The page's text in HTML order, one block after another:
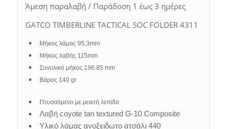
Άμεση παραλαβή / Παράδοση 1 έως 3 ημέρες
GATCO TIMBERLINE TACTICAL SOC FOLDER 4311
Μήκος λάμας 95,3mm
Μήκος λαβής 115mm
Συνολικό μήκος 196.85 mm
Βάρος 140 gr
Πτυσσόμενο με μεικτή λεπίδα
Λαβή coyote tan textured G-10 Composite
Υλικό λάμας ανοξειδωτο ατσάλι 440